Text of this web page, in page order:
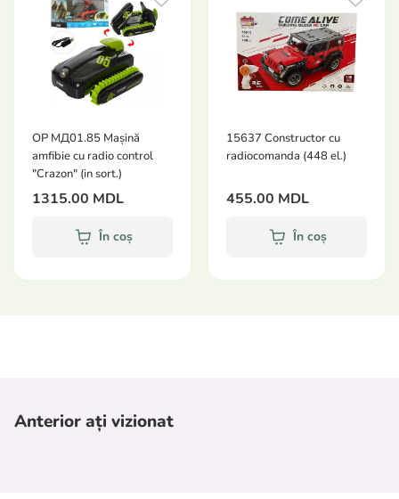
OP МД01.85 Mașină
amfibie cu radio control
"Crazon" (in sort.)
1315.00 MDL
În coș
15637 Constructor cu
radiocomanda (448 el.)
455.00 MDL
În coș
Anterior ați vizionat